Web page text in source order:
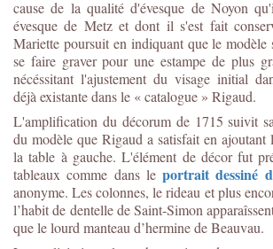
cause de la qualité d'évesque de Noyon
évesque de Metz et dont il s'est fait
Mariette poursuit en indiquant que le modèle
se faire graver pour une estampe de plus
nécéssitant l'ajustement du visage initial
déjà existante dans le « catalogue » Rigaud.
L'amplification du décorum de 1715 suivit
du modèle que Rigaud a satisfait en
la table à gauche. L'élément de décor fut
tableaux comme dans le portrait dessiné
anonyme. Les colonnes, le rideau et plus
l’habit de dentelle de Saint-Simon
que le lourd manteau d’hermine de Beauvau.